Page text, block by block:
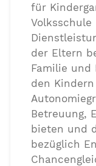
für
Volksschule
der Eltern
Familie und
den
Betreuung,
bieten und
bezüglich